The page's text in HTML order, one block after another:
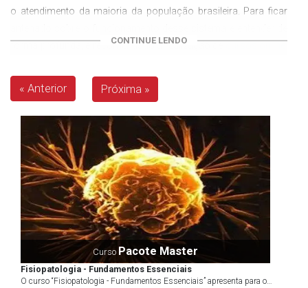
o atendimento da maioria da população brasileira. Para ficar
forma profunda, é recomendado a realização de
área, vamos tratar sobre o panorama geral da área, oferecer
dicas para se dar bem no mercado de trabalho e muito mais.
Ao final, confira a lista completa doscursos na área da saúde
O SUS foi criado em 1988 pela Constituição brasileira e é regido
por três princípios básicos: universalidade, integralidade e
equidade. Mas, o que quer dizer cada um destes termos? Bom,
o primeiro, garante que a saúde deve ser direito de todos e dever
do Estado. O princípio da integralidade, afirma que o Estado
também deve garantir o atendimento integral de toda a
população brasileira, com prioridade para as atividades
preventivas, sem prejuízo dos serviços assistenciais. Por fim, o
último princípio, da equidade, está relacionado com o
CONTINUE LENDO
« Anterior Próxima »
Curso Pacote Master
Fisiopatologia - Fundamentos Essenciais
O curso “Fisiopatologia - Fundamentos Essenciais” apresenta para o